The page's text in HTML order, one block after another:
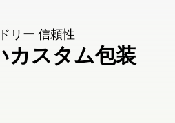
リー 信頼性
カスタム包装